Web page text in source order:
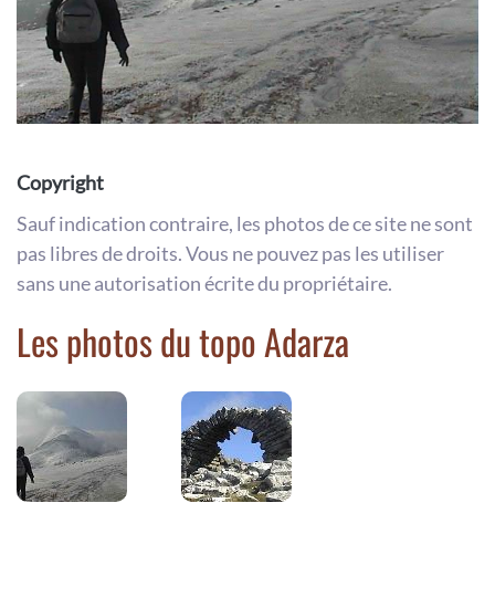
Copyright
Sauf indication contraire, les photos de ce site ne sont
pas libres de droits. Vous ne pouvez pas les utiliser
sans une autorisation écrite du propriétaire.
Les photos du topo Adarza